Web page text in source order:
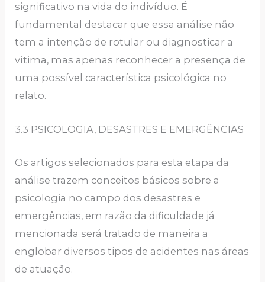
significativo na vida do indivíduo. É
fundamental destacar que essa análise não
tem a intenção de rotular ou diagnosticar a
vítima, mas apenas reconhecer a presença de
uma possível característica psicológica no
relato.
3.3 PSICOLOGIA, DESASTRES E EMERGÊNCIAS
Os artigos selecionados para esta etapa da
análise trazem conceitos básicos sobre a
psicologia no campo dos desastres e
emergências, em razão da dificuldade já
mencionada será tratado de maneira a
englobar diversos tipos de acidentes nas áreas
de atuação.